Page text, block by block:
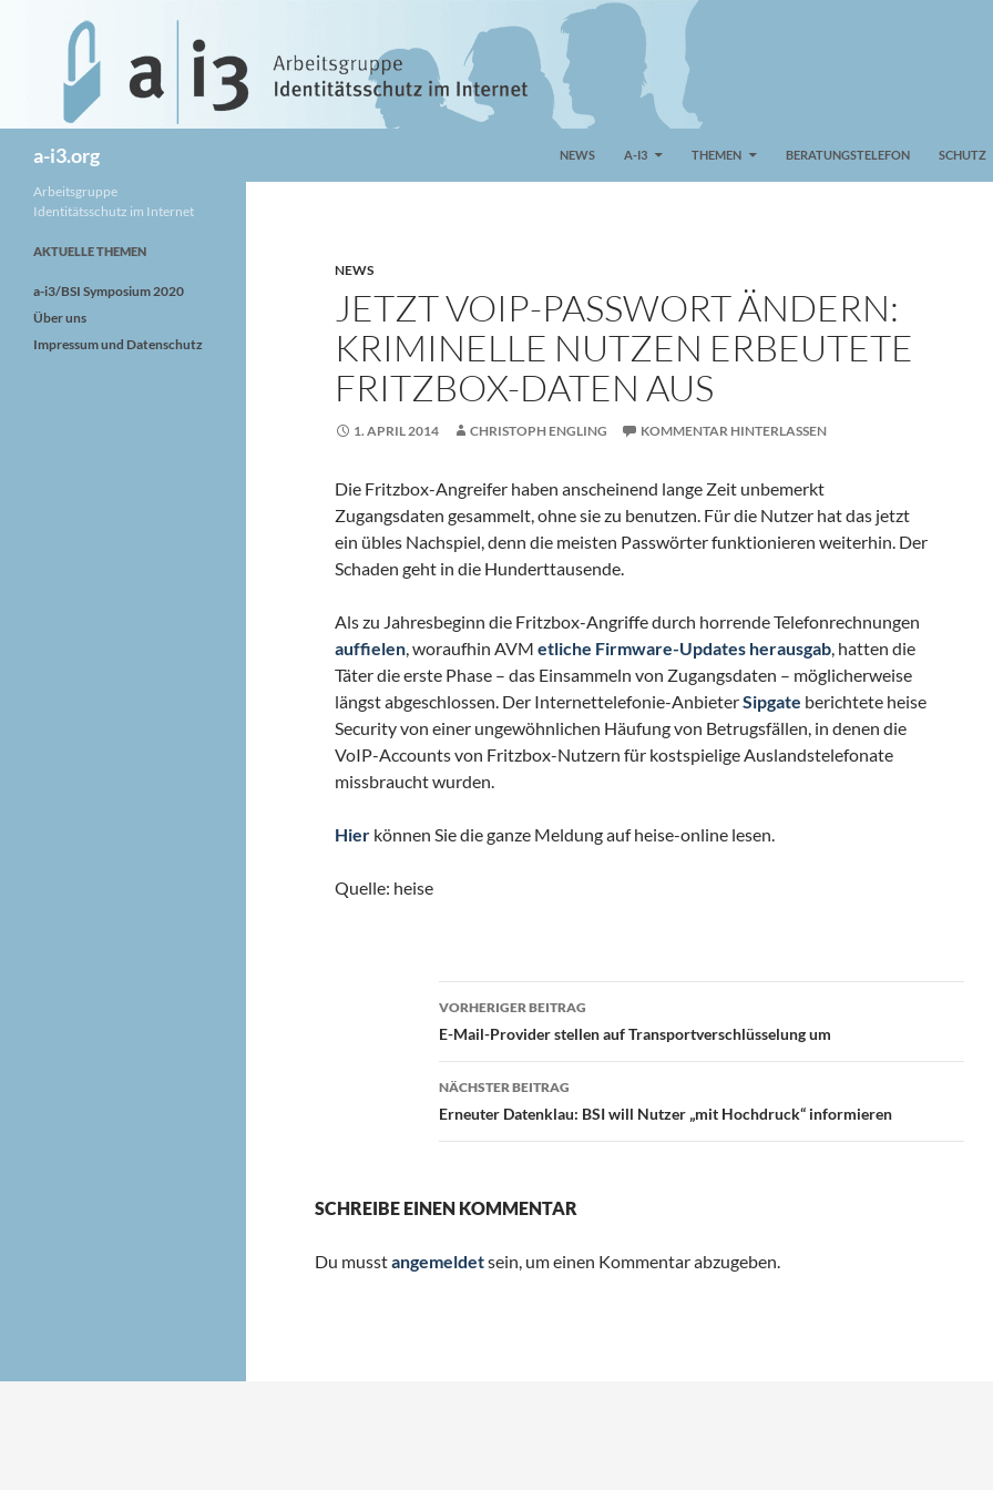
a-i3.org NEWS A-I3 THEMEN BERATUNGSTELEFON SCHUTZ
NEWS
JETZT VOIP-PASSWORT ÄNDERN:
KRIMINELLE NUTZEN ERBEUTETE
FRITZBOX-DATEN AUS
1. APRIL 2014 CHRISTOPH ENGLING KOMMENTAR HINTERLASSEN
Die Fritzbox-Angreifer haben anscheinend lange Zeit unbemerkt
Zugangsdaten gesammelt, ohne sie zu benutzen. Für die Nutzer hat das jetzt
ein übles Nachspiel, denn die meisten Passwörter funktionieren weiterhin. Der
Schaden geht in die Hunderttausende.
Als zu Jahresbeginn die Fritzbox-Angriffe durch horrende Telefonrechnungen
auffielen, woraufhin AVMetliche Firmware-Updates herausgab, hatten die
Täter die erste Phase – das Einsammeln von Zugangsdaten – möglicherweise
längst abgeschlossen. Der Internettelefonie-AnbieterSipgate berichtete heise
Security von einer ungewöhnlichen Häufung von Betrugsfällen, in denen die
VoIP-Accounts von Fritzbox-Nutzern für kostspielige Auslandstelefonate
missbraucht wurden.
Hier können Sie die ganze Meldung auf heise-online lesen.
Quelle: heise
Beitragsnavigation
VORHERIGER BEITRAG
E-Mail-Provider stellen auf Transportverschlüsselung um
NÄCHSTER BEITRAG
Erneuter Datenklau: BSI will Nutzer „mit Hochdruck“ informieren
SCHREIBE EINEN KOMMENTAR
Du musstangemeldetsein, um einen Kommentar abzugeben.
Arbeitsgruppe
Identitätsschutz im Internet
AKTUELLE THEMEN
a-i3/BSI Symposium 2020
Über uns
Impressum und Datenschutz